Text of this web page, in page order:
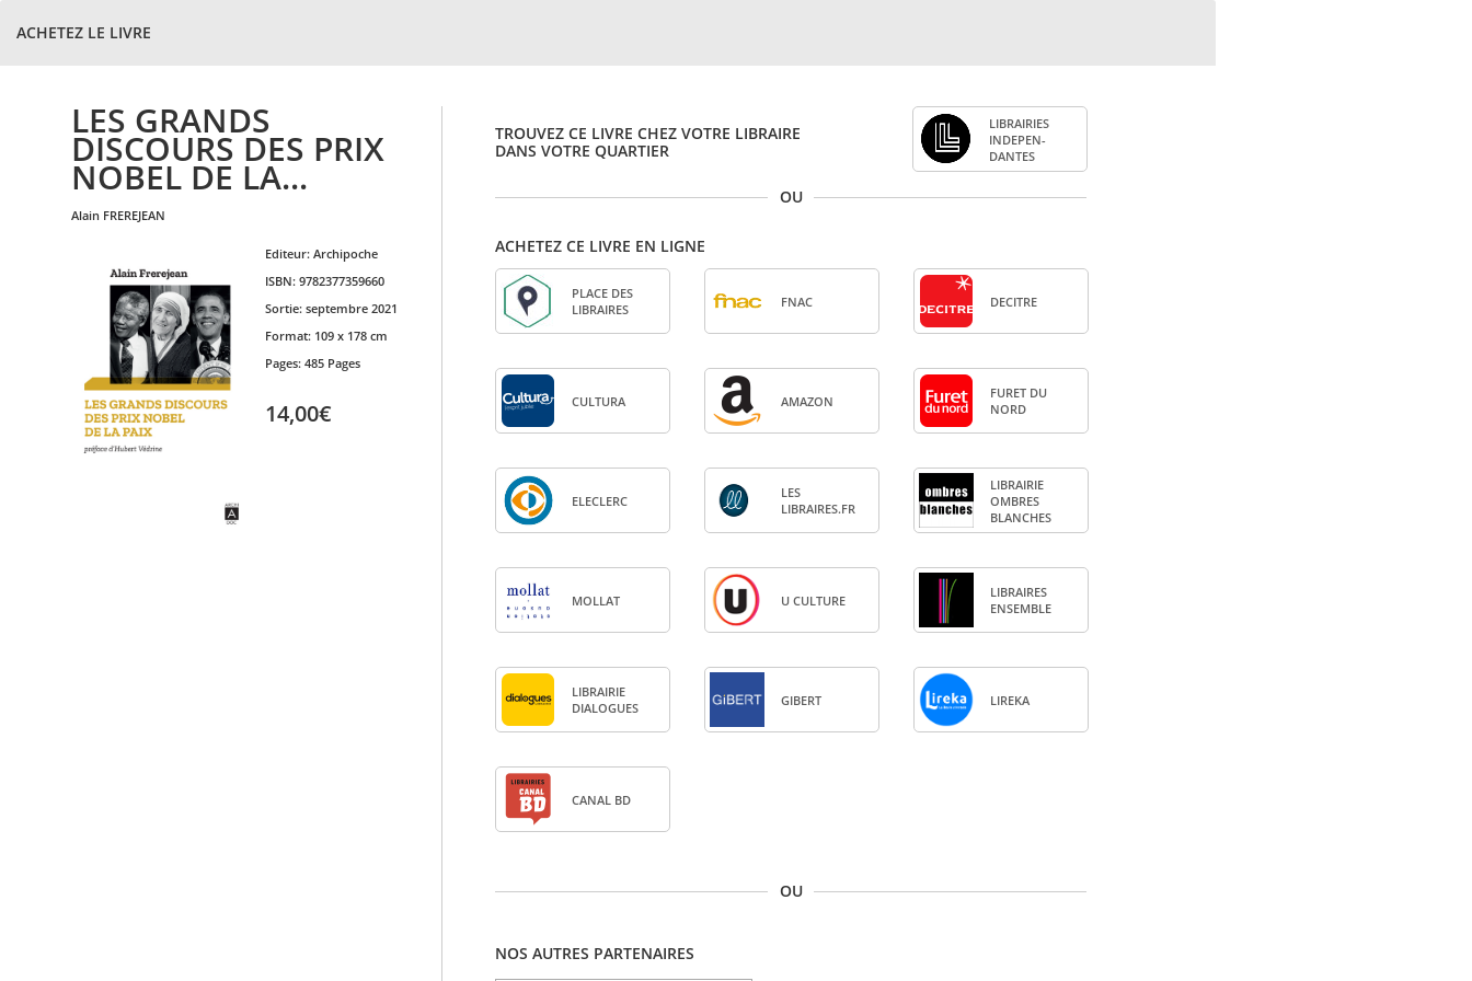
ACHETEZ LE LIVRE
LES GRANDS
DISCOURS DES PRIX
NOBEL DE LA...
alain FREREJEAN
Editeur: Archipoche
ISBN: 9782377359660
Sortie: septembre 2021
Format: 109 x 178 cm
Pages: 485 Pages
14,00€
TROUVEZ CE LIVRE CHEZ VOTRE LIBRAIRE
DANS VOTRE QUARTIER
LIBRAI­RIES
INDE­PEN­
DANTES
OU
ACHETEZ CE LIVRE EN LIGNE
PLACE DES
LIBRAIRES
FNAC DECITRE
CULTURA AMA­ZON
FURET DU
NORD
ELE­CLERC
LES
LIBRAIRES.FR
LIBRAI­RIE
OMBRES
BLANCHES
MOL­LAT U CULTURE
LIBRAIRES
ENSEMBLE
LIBRAI­RIE
DIA­LOGUES
GIBERT LIREKA
CANAL BD
OU
NOS AUTRES PARTENAIRES